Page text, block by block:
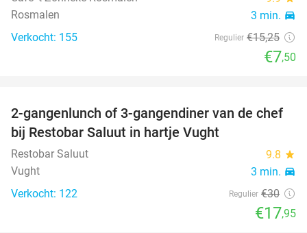
Rosmalen 3 min. directions_car
Verkocht: 155 Regulier €15,25
€7,50
40%
2-gangenlunch of 3-gangendiner van de chef
bij Restobar Saluut in hartje Vught
Restobar Saluut 9.8 star
Vught 3 min. directions_car
Verkocht: 122 Regulier €30
€17,95